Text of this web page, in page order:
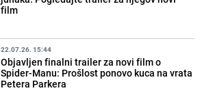
film
22.07.26. 15:44
Objavljen finalni trailer za novi film o
Spider-Manu: Prošlost ponovo kuca na vrata
Petera Parkera